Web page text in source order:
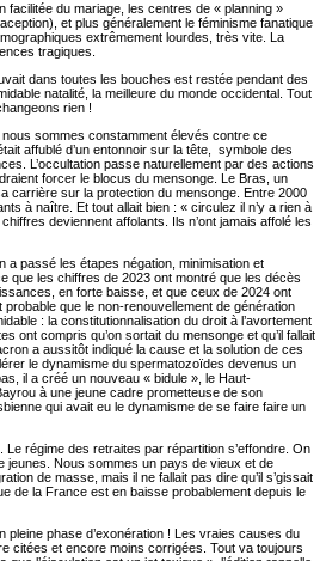
facilitée du mariage, les centres de « planning »
et plus généralement le féminisme fanatique
extrêmement lourdes, très vite. La
tragiques.
dans toutes les bouches est restée pendant des
natalité, la meilleure du monde occidental. Tout
rien !
sommes constamment élevés contre ce
affublé d’un entonnoir sur la tête, symbole des
L’occultation passe naturellement par des actions
forcer le blocus du mensonge. Le Bras, un
carrière sur la protection du mensonge. Entre 2000
à naître. Et tout allait bien : « circulez il n’y a rien à
deviennent affolants. Ils n’ont jamais affolé les
a passé les étapes négation, minimisation et
que les chiffres de 2023 ont montré que les décès
en forte baisse, et que ceux de 2024 ont
que le non-renouvellement de génération
: la constitutionnalisation du droit à l’avortement
ont compris qu’on sortait du mensonge et qu’il fallait
a aussitôt indiqué la cause et la solution de ces
le dynamisme du spermatozoïdes devenus un
il a créé un nouveau « bidule », le Haut-
à une jeune cadre prometteuse de son
qui avait eu le dynamisme de se faire faire un
régime des retraites par répartition s’effondre. On
jeunes. Nous sommes un pays de vieux et de
de masse, mais il ne fallait pas dire qu’il s’gissait
de la France est en baisse probablement depuis le
phase d’exonération ! Les vraies causes du
citées et encore moins corrigées. Tout va toujours